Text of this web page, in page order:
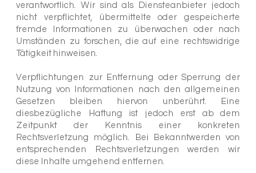
verantwortlich. Wir sind als Diensteanbieter jedoch
nicht verpflichtet, übermittelte oder gespeicherte
fremde Informationen zu überwachen oder nach
Umständen zu forschen, die auf eine rechtswidrige
Tätigkeit hinweisen.
Verpflichtungen zur Entfernung oder Sperrung der
Nutzung von Informationen nach den allgemeinen
Gesetzen bleiben hiervon unberührt. Eine
diesbezügliche Haftung ist jedoch erst ab dem
Zeitpunkt der Kenntnis einer konkreten
Rechtsverletzung möglich. Bei Bekanntwerden von
entsprechenden Rechtsverletzungen werden wir
diese Inhalte umgehend entfernen.